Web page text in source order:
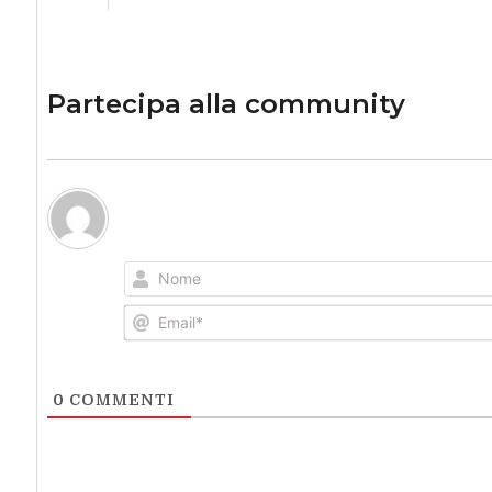
Partecipa alla community
0 COMMENTI